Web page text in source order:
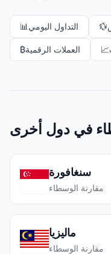
📊 التداول اليومي 💱
₿العملات الرقمية 📈
في دول أخرى
سنغافورة
مقارنة الوسطاء
ماليزيا
مقارنة الوسطاء